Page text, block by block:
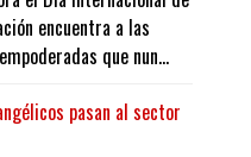
encuentra a las
que nun...
pasan al sector